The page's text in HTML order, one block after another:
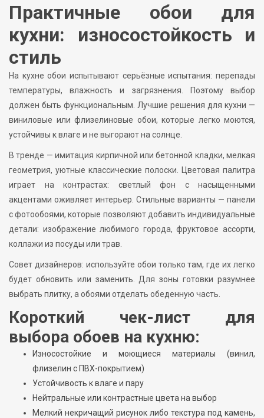
Практичные обои для
кухни: износостойкость и
стиль
На кухне обои испытывают серьёзные испытания: перепады
температуры, влажность и загрязнения. Поэтому выбор
должен быть функциональным. Лучшие решения для кухни —
виниловые или флизелиновые обои, которые легко моются,
устойчивы к влаге и не выгорают на солнце.
В тренде — имитация кирпичной или бетонной кладки, мелкая
геометрия, уютные классические полоски. Цветовая палитра
играет на контрастах: светлый фон с насыщенными
акцентами оживляет интерьер. Стильные варианты — панели
с фотообоями, которые позволяют добавить индивидуальные
детали: изображение любимого города, фруктовое ассорти,
коллажи из посуды или трав.
Совет дизайнеров: используйте обои только там, где их легко
будет обновить или заменить. Для зоны готовки разумнее
выбрать плитку, а обоями отделать обеденную часть.
Короткий чек-лист для
выбора обоев на кухню:
Износостойкие и моющиеся материалы (винил,
флизелин с ПВХ-покрытием)
Устойчивость к влаге и пару
Нейтральные или контрастные цвета на выбор
Мелкий некричащий рисунок либо текстура под камень,